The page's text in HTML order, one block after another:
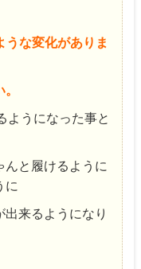
うな変化がありま
ようになった事と
んと履けるように
に
来るようになり